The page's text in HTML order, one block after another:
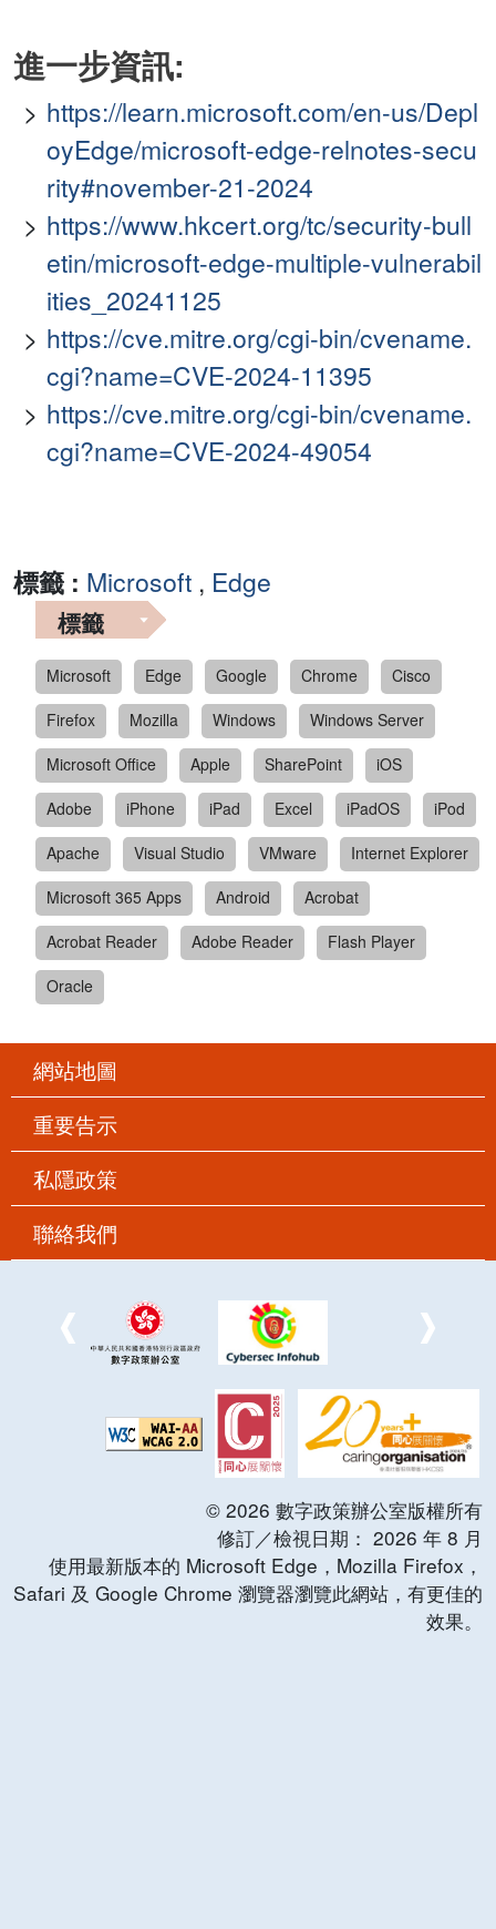
進一步資訊:
https://learn.microsoft.com/en-us/Depl
oyEdge/microsoft-edge-relnotes-secu
rity#november-21-2024
https://www.hkcert.org/tc/security-bull
etin/microsoft-edge-multiple-vulnerabil
ities_20241125
https://cve.mitre.org/cgi-bin/cvename.
cgi?name=CVE-2024-11395
https://cve.mitre.org/cgi-bin/cvename.
cgi?name=CVE-2024-49054
標籤 : Microsoft , Edge
標籤
Microsoft Edge Google Chrome
Cisco
Firefox
Mozilla Windows
Windows Server
Microsoft Office
Apple SharePoint
iOS
Adobe
iPhone iPad Excel iPadOS
iPod
Apache
Visual Studio VMware
Internet Explorer
Microsoft 365 Apps
Android
Acrobat
Acrobat Reader
Adobe Reader
Flash Player
Oracle
網站地圖
重要告示
私隱政策
聯絡我們
© 2026 數字政策辦公室版權所有
修訂／檢視日期： 2026 年 8 月
使用最新版本的 Microsoft Edge，Mozilla Firefox，
Safari 及 Google Chrome 瀏覽器瀏覽此網站，有更佳的
效果。